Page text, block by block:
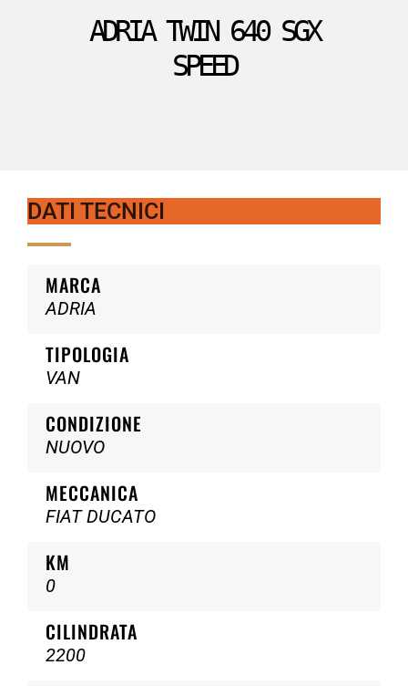
ADRIA TWIN 640 SGX
SPEED
DATI TECNICI
MARCA
ADRIA
TIPOLOGIA
VAN
CONDIZIONE
NUOVO
MECCANICA
FIAT DUCATO
KM
0
CILINDRATA
2200